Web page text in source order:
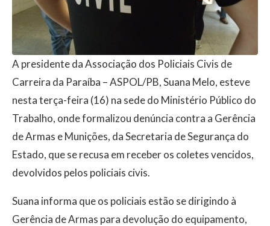
A presidente da Associação dos Policiais Civis de
Carreira da Paraíba – ASPOL/PB, Suana Melo, esteve
nesta terça-feira (16) na sede do Ministério Público do
Trabalho, onde formalizou denúncia contra a Gerência
de Armas e Munições, da Secretaria de Segurança do
Estado, que se recusa em receber os coletes vencidos,
devolvidos pelos policiais civis.
Suana informa que os policiais estão se dirigindo à
Gerência de Armas para devolução do equipamento,